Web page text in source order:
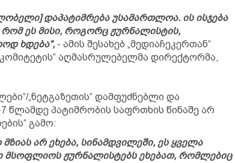
დაპატიმრება უსამართლოა. ის ისჯება
ეს მისი, როგორც ჟურნალისტის,
ხდება“, - ამის შესახებ „მედიაჩეკერთან“
აღმასრულებელმა დირექტორმა,
„ნეტგაზეთის“ დამფუძნებლი და
პატიმრობის საფრთხის წინაშე არ
გამო:
არ ეხება, სინამდვილეში, ეს ყველა
ჟურნალისტებს ეხებათ, რომლებიც